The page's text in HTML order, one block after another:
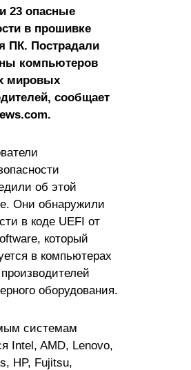
23 опасные
в прошивке
ПК. Пострадали
компьютеров
мировых
сообщает
об этой
Они обнаружили
в коде UEFI от
который
в компьютерах
оборудования.
системам
Intel, AMD, Lenovo,
HP, Fujitsu,